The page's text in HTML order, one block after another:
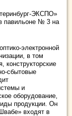
ЭКСПО»
павильоне № 3 на
электронной
в том
конструкторские
сбытовые
и
оборудование,
продукции. Он
входят в